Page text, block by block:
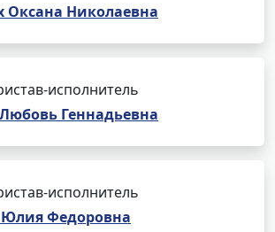
Николаевна
исполнитель
Геннадьевна
исполнитель
Федоровна